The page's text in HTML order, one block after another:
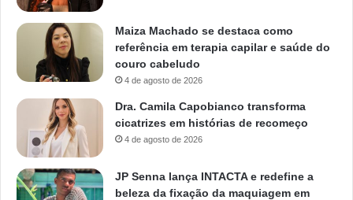
Maiza Machado se destaca como
referência em terapia capilar e saúde do
couro cabeludo
4 de agosto de 2026
Dra. Camila Capobianco transforma
cicatrizes em histórias de recomeço
4 de agosto de 2026
JP Senna lança INTACTA e redefine a
beleza da fixação da maquiagem em